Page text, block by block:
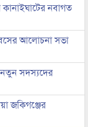
নবাগত
আলোচনা সভা
নতুন সদস্যদের
জকিগঞ্জের